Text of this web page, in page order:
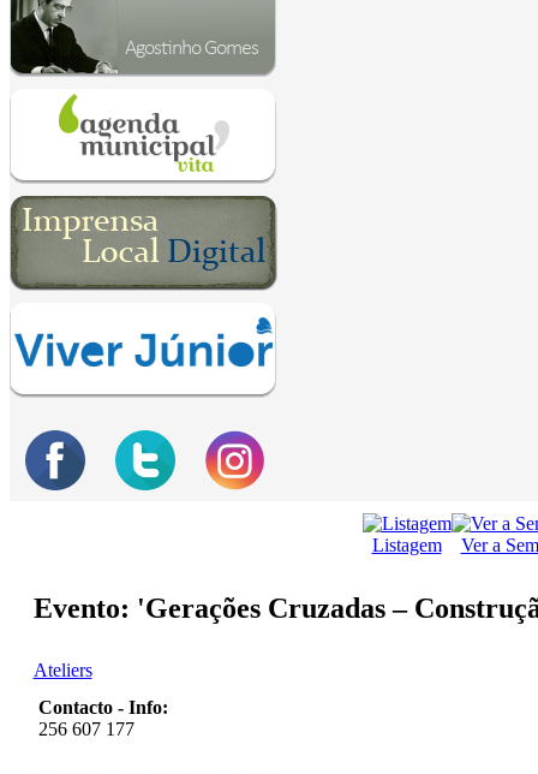
Listagem Ver a
Evento: 'Gerações Cruzadas –
Ateliers
Contacto - Info:
256 607 177